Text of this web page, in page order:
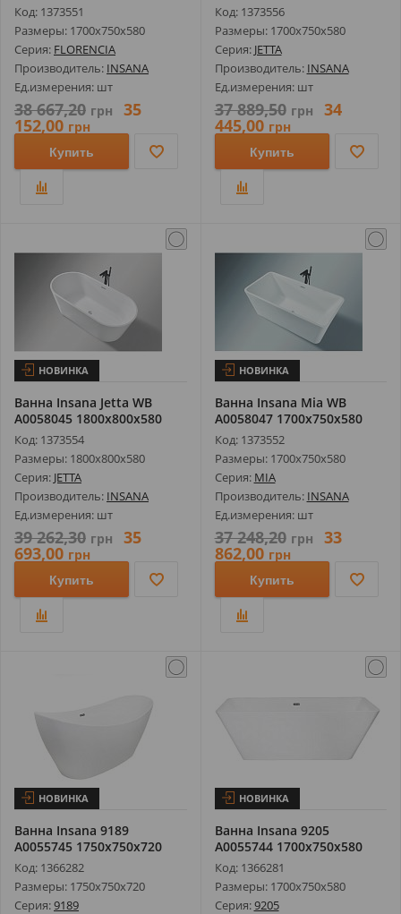
Код: 1373551
Размеры: 1700х750х580
Серия: FLORENCIA
Производитель: INSANA
Ед.измерения: шт
38 667,20 грн 35
152,00 грн
Купить
Код: 1373556
Размеры: 1700х750х580
Серия: JETTA
Производитель: INSANA
Ед.измерения: шт
37 889,50 грн 34
445,00 грн
Купить
НОВИНКА
Ванна Insana Jetta WB
А0058045 1800х800х580
Код: 1373554
Размеры: 1800х800х580
Серия: JETTA
Производитель: INSANA
Ед.измерения: шт
39 262,30 грн 35
693,00 грн
Купить
НОВИНКА
Ванна Insana Mia WB
А0058047 1700х750х580
Код: 1373552
Размеры: 1700х750х580
Серия: MIA
Производитель: INSANA
Ед.измерения: шт
37 248,20 грн 33
862,00 грн
Купить
НОВИНКА
Ванна Insana 9189
А0055745 1750х750х720
Код: 1366282
Размеры: 1750х750х720
Серия:9189
НОВИНКА
Ванна Insana 9205
А0055744 1700х750х580
Код: 1366281
Размеры: 1700х750х580
Серия:9205